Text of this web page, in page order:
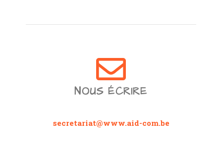
NOUS ÉCRIRE
secretariat@www.aid-com.be